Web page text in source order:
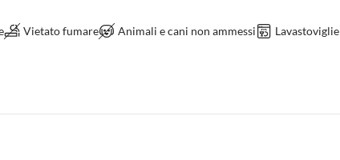
Vietato fumare Animali e cani non ammessi Lavastoviglie